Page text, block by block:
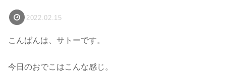
2022.02.15
こんばんは、サトーです。
今日のおでこはこんな感じ。